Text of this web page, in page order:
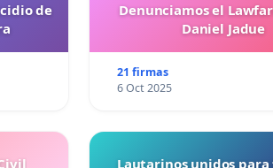
de
Denunciamos el
Daniel Jadue
21 firmas
6 Oct 2025
Lautarinos unidos